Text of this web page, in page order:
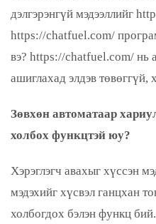
дэлгэрэнгүй мэдээллийг
https://chatfuel.com/
вэ? https://chatfuel.com/ нь
ашиглахад элдэв
Зөвхөн автоматаар
холбох функцтэй юу?
Хэрэглэгч авахыг хүссэн
мэдэхийг хүсвэл ганцхан
холбогдох бэлэн функц бий.